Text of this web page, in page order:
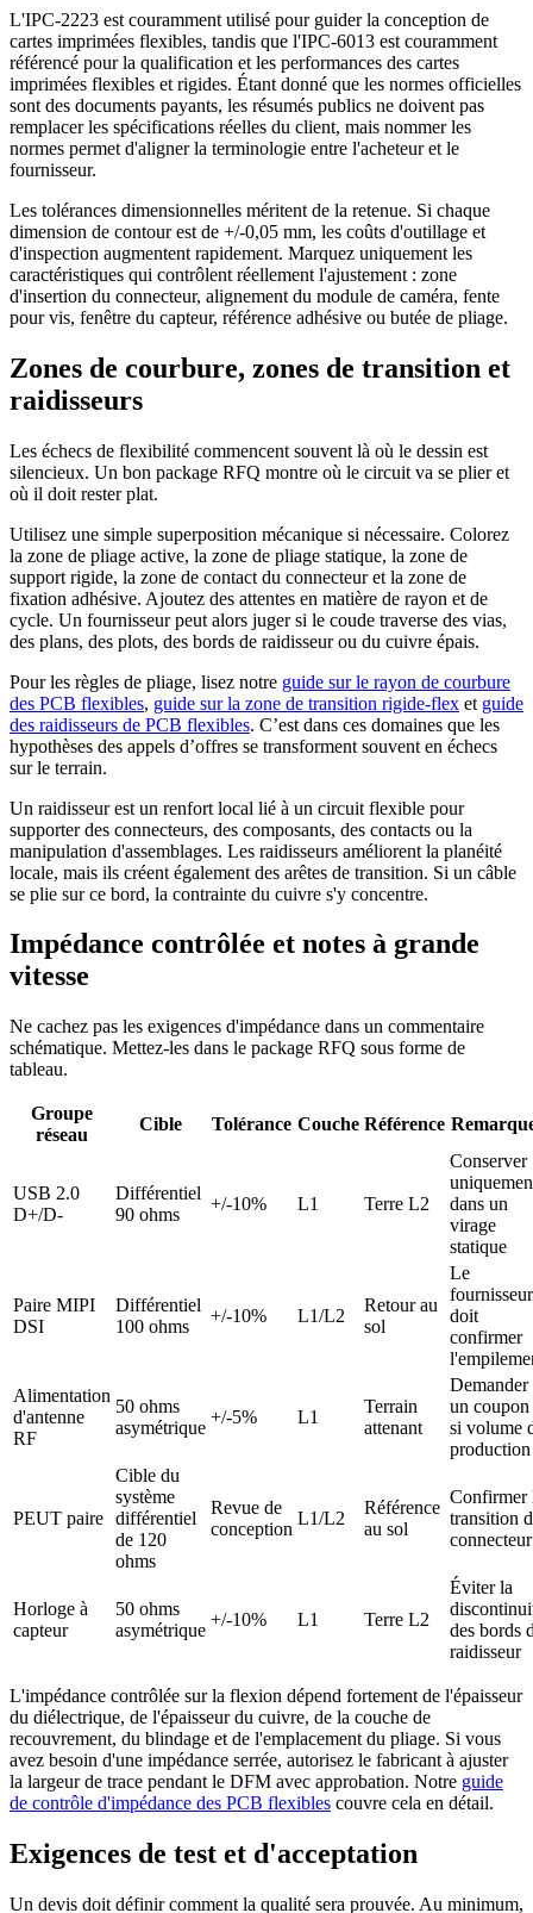
L'IPC-2223 est couramment utilisé pour guider la conception de
cartes imprimées flexibles, tandis que l'IPC-6013 est couramment
référencé pour la qualification et les performances des cartes
imprimées flexibles et rigides. Étant donné que les normes officielles
sont des documents payants, les résumés publics ne doivent pas
remplacer les spécifications réelles du client, mais nommer les
normes permet d'aligner la terminologie entre l'acheteur et le
fournisseur.
Les tolérances dimensionnelles méritent de la retenue. Si chaque
dimension de contour est de +/-0,05 mm, les coûts d'outillage et
d'inspection augmentent rapidement. Marquez uniquement les
caractéristiques qui contrôlent réellement l'ajustement : zone
d'insertion du connecteur, alignement du module de caméra, fente
pour vis, fenêtre du capteur, référence adhésive ou butée de pliage.
Zones de courbure, zones de transition et
raidisseurs
Les échecs de flexibilité commencent souvent là où le dessin est
silencieux. Un bon package RFQ montre où le circuit va se plier et
où il doit rester plat.
Utilisez une simple superposition mécanique si nécessaire. Colorez
la zone de pliage active, la zone de pliage statique, la zone de
support rigide, la zone de contact du connecteur et la zone de
fixation adhésive. Ajoutez des attentes en matière de rayon et de
cycle. Un fournisseur peut alors juger si le coude traverse des vias,
des plans, des plots, des bords de raidisseur ou du cuivre épais.
Pour les règles de pliage, lisez notre guide sur le rayon de courbure
des PCB flexibles, guide sur la zone de transition rigide-flex et guide
des raidisseurs de PCB flexibles. C’est dans ces domaines que les
hypothèses des appels d’offres se transforment souvent en échecs
sur le terrain.
Un raidisseur est un renfort local lié à un circuit flexible pour
supporter des connecteurs, des composants, des contacts ou la
manipulation d'assemblages. Les raidisseurs améliorent la planéité
locale, mais ils créent également des arêtes de transition. Si un câble
se plie sur ce bord, la contrainte du cuivre s'y concentre.
Impédance contrôlée et notes à grande
vitesse
Ne cachez pas les exigences d'impédance dans un commentaire
schématique. Mettez-les dans le package RFQ sous forme de
tableau.
Groupe
réseau
Cible Tolérance Couche Référence
USB 2.0
D+/D-
Différentiel
90 ohms
+/-10% L1 Terre L2
Conserver
dans un
virage
statique
Paire MIPI
DSI
Différentiel
100 ohms
+/-10% L1/L2
Retour au
sol
Le
fournisseur
doit
confirmer
Alimentation
d'antenne
RF
50 ohms
asymétrique
+/-5% L1
Terrain
attenant
Demander
un coupon
si volume
production
PEUT paire
Cible du
système
différentiel
de 120
ohms
Revue de
conception
L1/L2
Référence
au sol
Confirmer
transition
connecteur
Horloge à
capteur
50 ohms
asymétrique
+/-10% L1 Terre L2
Éviter la
des bords
raidisseur
L'impédance contrôlée sur la flexion dépend fortement de l'épaisseur
du diélectrique, de l'épaisseur du cuivre, de la couche de
recouvrement, du blindage et de l'emplacement du pliage. Si vous
avez besoin d'une impédance serrée, autorisez le fabricant à ajuster
la largeur de trace pendant le DFM avec approbation. Notre guide
de contrôle d'impédance des PCB flexibles couvre cela en détail.
Exigences de test et d'acceptation
Un devis doit définir comment la qualité sera prouvée. Au minimum,